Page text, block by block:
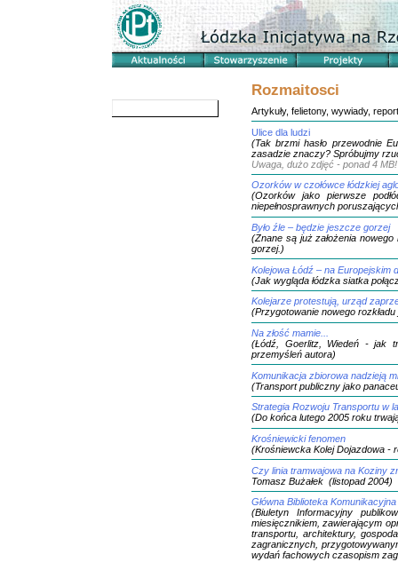
Rozmaitosci
Artykuły, felietony, wywiady,
Ulice dla ludzi
(Tak brzmi hasło przewodnie
zasadzie znaczy? Spróbujmy
Uwaga, dużo zdjęć - ponad 4 MB!
Ozorków w czołówce łódzkiej
(Ozorków jako pierwsze
niepełnosprawnych
Było źle – będzie jeszcze gorzej
(Znane są już założenia
gorzej.)
Kolejowa Łódź – na Europejskim
(Jak wygląda łódzka siatka
Kolejarze protestują, urząd
(Przygotowanie nowego
Na złość mamie...
(Łódź, Goerlitz, Wiedeń - jak
przemyśleń autora)
Komunikacja zbiorowa nadzieją
(Transport publiczny jako
Strategia Rozwoju Transportu w
(Do końca lutego 2005 roku
Krośniewicki fenomen
(Krośniewcka Kolej Dojazdowa -
Czy linia tramwajowa na Koziny
Tomasz Bużałek (listopad 2004)
Główna Biblioteka
(Biuletyn Informacyjny
miesięcznikiem, zawierającym
transportu, architektury,
zagranicznych,
wydań fachowych czasopism